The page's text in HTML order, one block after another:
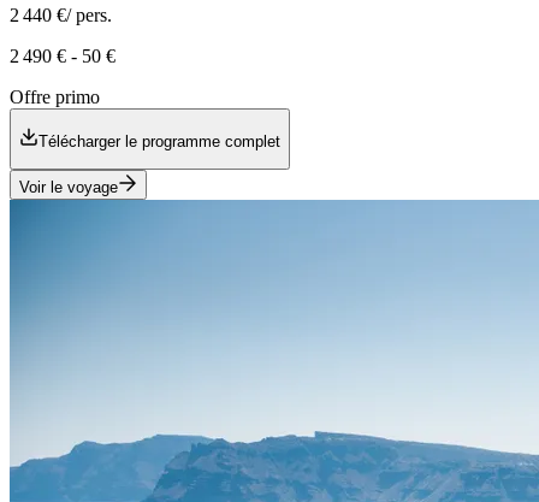
2 440 €/ pers.
2 490 € - 50 €
Offre primo
Télécharger le programme complet
Voir le voyage